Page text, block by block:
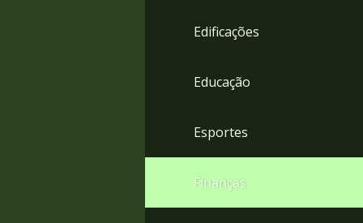
Edificações
Educação
Esportes
Finanças